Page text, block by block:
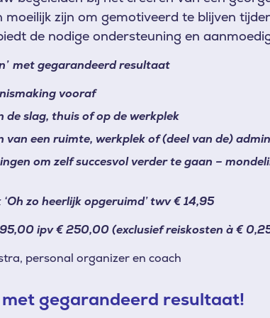
moeilijk zijn om gemotiveerd te blijven
de nodige ondersteuning en
met gegarandeerd resultaat
vooraf
de slag, thuis of op de werkplek
van een ruimte, werkplek of (deel van de)
om zelf succesvol verder te gaan –
zo heerlijk opgeruimd’ twv € 14,95
ipv € 250,00 (exclusief reiskosten à €
personal organizer en coach
gegarandeerd resultaat!